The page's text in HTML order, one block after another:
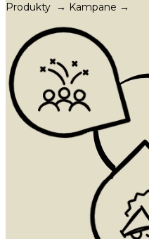
Produkty → Kampane →